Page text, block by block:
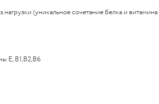
(уникальное сочетание белка и
Е, В1,В2,В6